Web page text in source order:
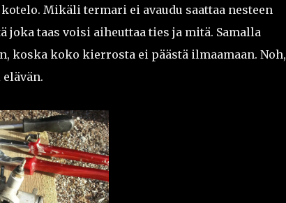
Mikäli termari ei avaudu saattaa nesteen
taas voisi aiheuttaa ties ja mitä. Samalla
koska koko kierrosta ei päästä ilmaamaan. Noh,